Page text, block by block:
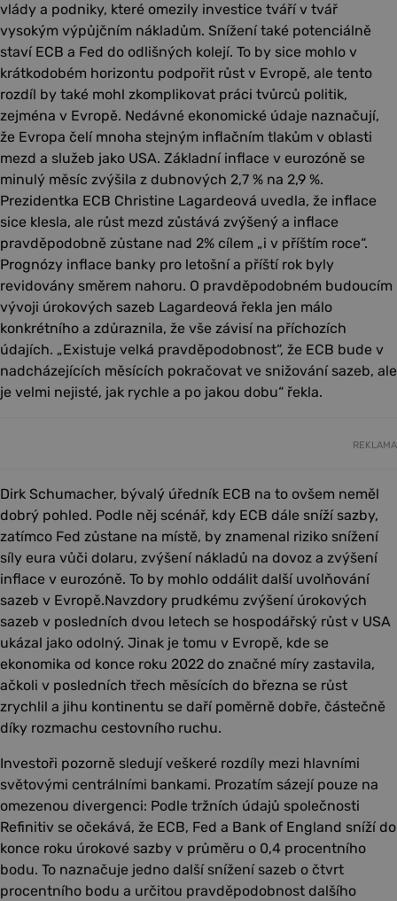
vlády a podniky, které omezily investice tváří v tvář
vysokým výpůjčním nákladům. Snížení také potenciálně
staví ECB a Fed do odlišných kolejí. To by sice mohlo v
krátkodobém horizontu podpořit růst v Evropě, ale tento
rozdíl by také mohl zkomplikovat práci tvůrců politik,
zejména v Evropě. Nedávné ekonomické údaje naznačují,
že Evropa čelí mnoha stejným inflačním tlakům v oblasti
mezd a služeb jako USA. Základní inflace v eurozóně se
minulý měsíc zvýšila z dubnových 2,7 % na 2,9 %.
Prezidentka ECB Christine Lagardeová uvedla, že inflace
sice klesla, ale růst mezd zůstává zvýšený a inflace
pravděpodobně zůstane nad 2% cílem „i v příštím roce“.
Prognózy inflace banky pro letošní a příští rok byly
revidovány směrem nahoru. O pravděpodobném budoucím
vývoji úrokových sazeb Lagardeová řekla jen málo
konkrétního a zdůraznila, že vše závisí na příchozích
údajích. „Existuje velká pravděpodobnost“, že ECB bude v
nadcházejících měsících pokračovat ve snižování sazeb, ale
je velmi nejisté, jak rychle a po jakou dobu“ řekla.
REKLAMA
Dirk Schumacher, bývalý úředník ECB na to ovšem neměl
dobrý pohled. Podle něj scénář, kdy ECB dále sníží sazby,
zatímco Fed zůstane na místě, by znamenal riziko snížení
síly eura vůči dolaru, zvýšení nákladů na dovoz a zvýšení
inflace v eurozóně. To by mohlo oddálit další uvolňování
sazeb v Evropě.Navzdory prudkému zvýšení úrokových
sazeb v posledních dvou letech se hospodářský růst v USA
ukázal jako odolný. Jinak je tomu v Evropě, kde se
ekonomika od konce roku 2022 do značné míry zastavila,
ačkoli v posledních třech měsících do března se růst
zrychlil a jihu kontinentu se daří poměrně dobře, částečně
díky rozmachu cestovního ruchu.
Investoři pozorně sledují veškeré rozdíly mezi hlavními
světovými centrálními bankami. Prozatím sázejí pouze na
omezenou divergenci: Podle tržních údajů společnosti
Refinitiv se očekává, že ECB, Fed a Bank of England sníží do
konce roku úrokové sazby v průměru o 0,4 procentního
bodu. To naznačuje jedno další snížení sazeb o čtvrt
procentního bodu a určitou pravděpodobnost dalšího